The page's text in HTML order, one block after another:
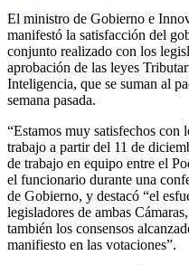
El ministro de Gobierno e
manifestó la satisfacción del
conjunto realizado con los
aprobación de las leyes
Inteligencia, que se suman al
semana pasada.
“Estamos muy satisfechos con
trabajo a partir del 11 de
de trabajo en equipo entre el
el funcionario durante una
de Gobierno, y destacó “el
legisladores de ambas
también los consensos
manifiesto en las votaciones”.